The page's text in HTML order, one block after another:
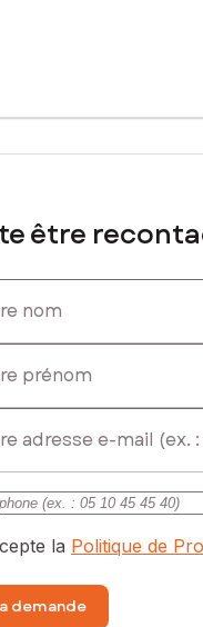
être
la Politique de
demande